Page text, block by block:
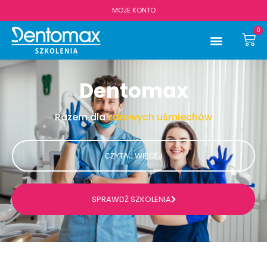
MOJE KONTO
0
Dentomax
Razem dlazdrowych uśmiechów
CZYTAJ WIĘCEJ
SPRAWDŹ SZKOLENIA